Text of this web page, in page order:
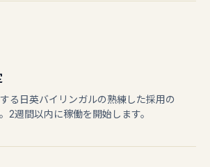
る日英バイリンガルの熟練した採用の
2週間以内に稼働を開始します。